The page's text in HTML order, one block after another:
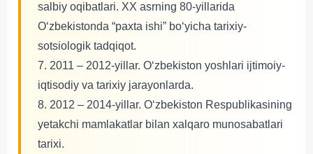
salbiy oqibatlari. XX asrning 80-yillarida
O‘zbekistonda “paxta ishi” bo‘yicha tarixiy-
sotsiologik tadqiqot.
7. 2011 – 2012-yillar. O‘zbekiston yoshlari ijtimoiy-
iqtisodiy va tarixiy jarayonlarda.
8. 2012 – 2014-yillar. O‘zbekiston Respublikasining
yetakchi mamlakatlar bilan xalqaro munosabatlari
tarixi.